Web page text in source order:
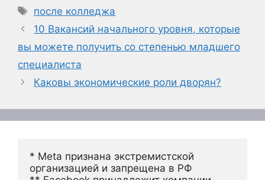
Метки
после колледжа
10 Вакансий начального уровня, которые
вы можете получить со степенью младшего
специалиста
Каковы экономические роли дворян?
* Meta признана экстремистской
организацией и запрещена в РФ